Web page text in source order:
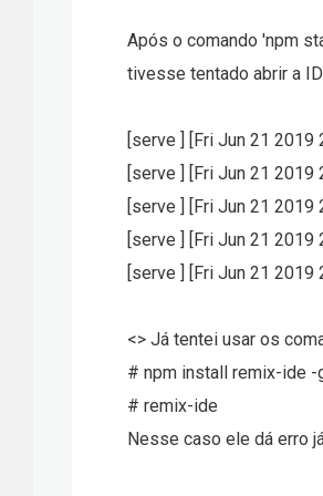
Após o comando 'npm
tivesse tentado abrir a
[serve ] [Fri Jun 21
[serve ] [Fri Jun 21 2019
[serve ] [Fri Jun 21 2019
[serve ] [Fri Jun 21 2019
[serve ] [Fri Jun 21 2019
<> Já tentei usar os
# npm install remix-ide -
# remix-ide
Nesse caso ele dá erro